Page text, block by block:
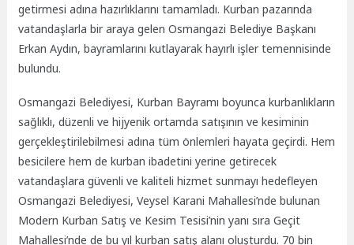
getirmesi adına hazırlıklarını tamamladı. Kurban pazarında
vatandaşlarla bir araya gelen Osmangazi Belediye Başkanı
Erkan Aydın, bayramlarını kutlayarak hayırlı işler temennisinde
bulundu.
Osmangazi Belediyesi, Kurban Bayramı boyunca kurbanlıkların
sağlıklı, düzenli ve hijyenik ortamda satışının ve kesiminin
gerçekleştirilebilmesi adına tüm önlemleri hayata geçirdi. Hem
besicilere hem de kurban ibadetini yerine getirecek
vatandaşlara güvenli ve kaliteli hizmet sunmayı hedefleyen
Osmangazi Belediyesi, Veysel Karani Mahallesi’nde bulunan
Modern Kurban Satış ve Kesim Tesisi’nin yanı sıra Geçit
Mahallesi’nde de bu yıl kurban satış alanı oluşturdu. 70 bin